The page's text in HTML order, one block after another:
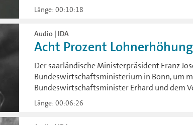
Länge: 00:10:18
Audio | IDA
Acht Prozent
Der saarländische Ministerpräsident Franz
Bundeswirtschaftsministerium in Bonn, um
Bundeswirtschaftsminister Erhard und dem
Länge: 00:06:26